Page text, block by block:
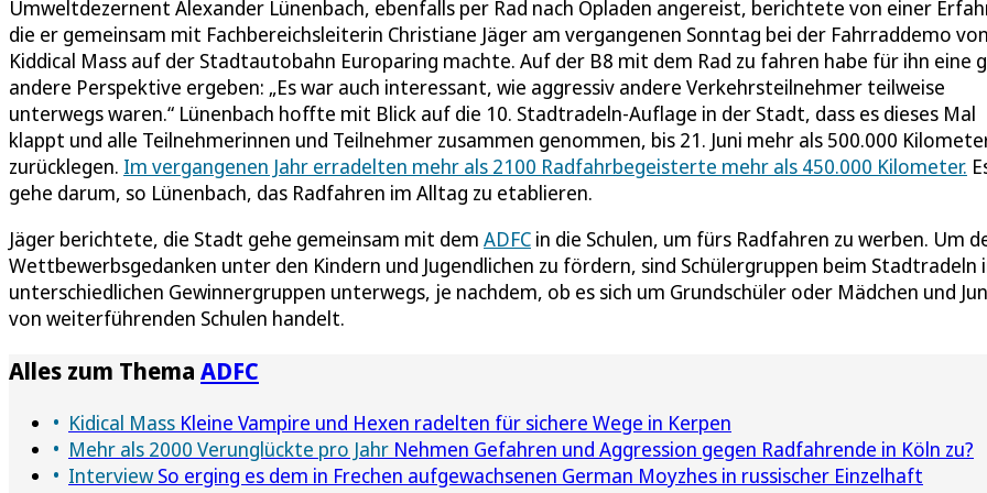
Umweltdezernent Alexander Lünenbach, ebenfalls per Rad nach Opladen angereist, berichtete von einer
die er gemeinsam mit Fachbereichsleiterin Christiane Jäger am vergangenen Sonntag bei der Fahrraddemo von
Kiddical Mass auf der Stadtautobahn Europaring machte. Auf der B8 mit dem Rad zu fahren habe für ihn eine
andere Perspektive ergeben: „Es war auch interessant, wie aggressiv andere Verkehrsteilnehmer teilweise
unterwegs waren.“ Lünenbach hoffte mit Blick auf die 10. Stadtradeln-Auflage in der Stadt, dass es dieses Mal
klappt und alle Teilnehmerinnen und Teilnehmer zusammen genommen, bis 21. Juni mehr als 500.000
zurücklegen. Im vergangenen Jahr erradelten mehr als 2100 Radfahrbegeisterte mehr als 450.000 Kilometer.
gehe darum, so Lünenbach, das Radfahren im Alltag zu etablieren.
Jäger berichtete, die Stadt gehe gemeinsam mit dem ADFC in die Schulen, um fürs Radfahren zu werben. Um
Wettbewerbsgedanken unter den Kindern und Jugendlichen zu fördern, sind Schülergruppen beim Stadtradeln
unterschiedlichen Gewinnergruppen unterwegs, je nachdem, ob es sich um Grundschüler oder Mädchen und
von weiterführenden Schulen handelt.
Alles zum Thema ADFC
Kidical Mass Kleine Vampire und Hexen radelten für sichere Wege in Kerpen
Mehr als 2000 Verunglückte pro Jahr Nehmen Gefahren und Aggression gegen Radfahrende in Köln zu?
Interview So erging es dem in Frechen aufgewachsenen German Moyzhes in russischer Einzelhaft